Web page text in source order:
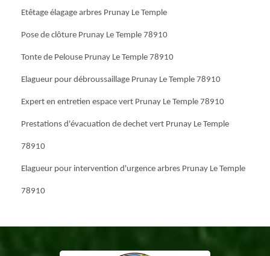
Etêtage élagage arbres Prunay Le Temple
Pose de clôture Prunay Le Temple 78910
Tonte de Pelouse Prunay Le Temple 78910
Elagueur pour débroussaillage Prunay Le Temple 78910
Expert en entretien espace vert Prunay Le Temple 78910
Prestations d'évacuation de dechet vert Prunay Le Temple
78910
Elagueur pour intervention d'urgence arbres Prunay Le Temple
78910